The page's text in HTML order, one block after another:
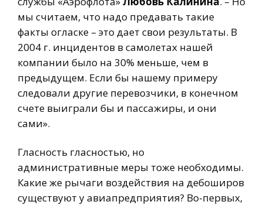
мы считаем, что надо предавать такие
факты огласке – это дает свои результаты. В
2004 г. инцидентов в самолетах нашей
компании было на 30% меньше, чем в
предыдущем. Если бы нашему примеру
следовали другие перевозчики, в конечном
счете выиграли бы и пассажиры, и они
сами».
Гласность гласностью, но
административные меры тоже необходимы.
Какие же рычаги воздействия на дебоширов
существуют у авиапредприятия? Во-первых,